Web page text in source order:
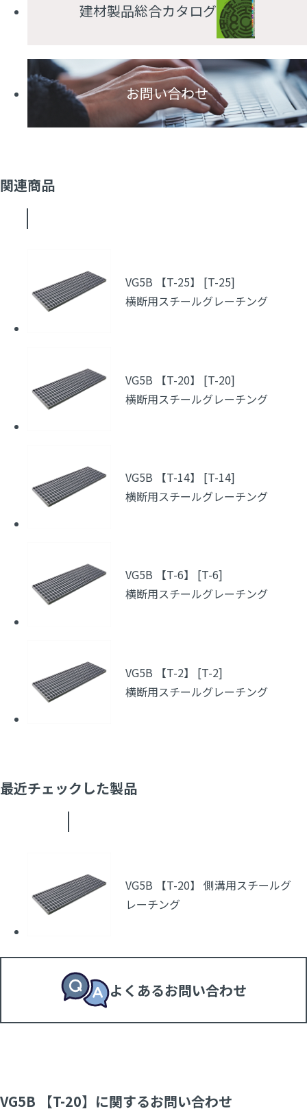
建材製品総合カタログ
お問い合わせ
関連商品
VG5B 【T-25】 [T-25]
横断用スチールグレーチング
VG5B 【T-20】 [T-20]
横断用スチールグレーチング
VG5B 【T-14】 [T-14]
横断用スチールグレーチング
VG5B 【T-6】 [T-6]
横断用スチールグレーチング
VG5B 【T-2】 [T-2]
横断用スチールグレーチング
最近チェックした製品
VG5B 【T-20】 側溝用スチールグ
レーチング
よくあるお問い合わせ
VG5B 【T-20】に関するお問い合わせ